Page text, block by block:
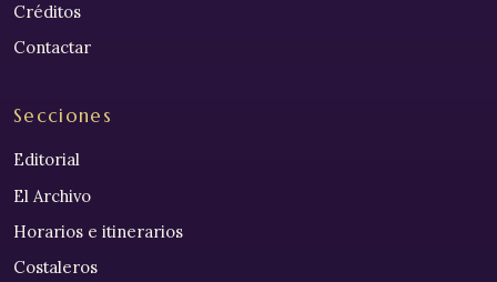
Créditos
Contactar
Secciones
Editorial
El Archivo
Horarios e itinerarios
Costaleros